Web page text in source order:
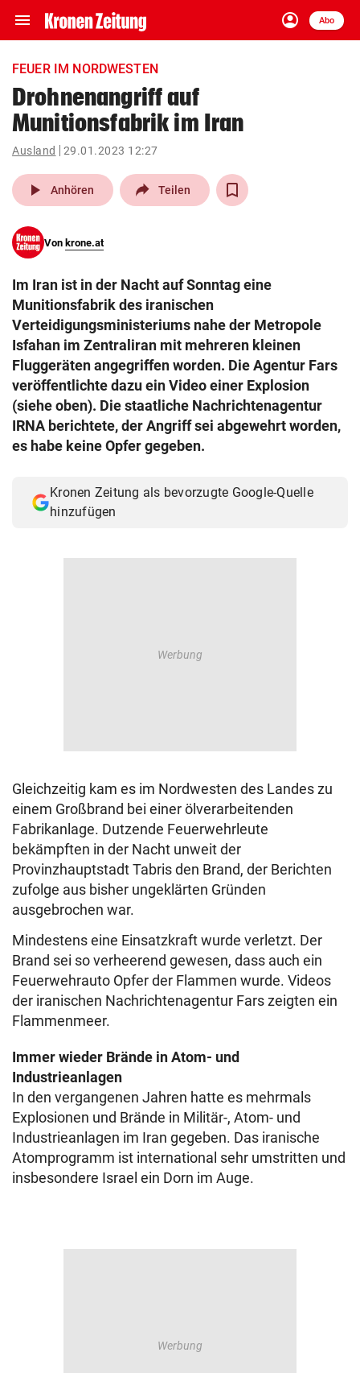
menu Navigation
ein-/ausklappen
account_circle
Anmelden
Abo
close Schließen
account_circle Anmelden
arrow_right
pin_drop
Wien arrow_right
search
eingeben
© Krone Multimedia GmbH & Co KG 2026
Muthgasse 2, 1190 Wien
FEUER IM NORDWESTEN
Drohnenangriff auf
Munitionsfabrik im Iran
Ausland 29.01.2023 12:27
play_arrow Anhören Teilen
Von krone.at
Im Iran ist in der Nacht auf Sonntag eine
Munitionsfabrik des iranischen
Verteidigungsministeriums nahe der Metropole
Isfahan im Zentraliran mit mehreren kleinen
Fluggeräten angegriffen worden. Die Agentur Fars
veröffentlichte dazu ein Video einer Explosion
(siehe oben). Die staatliche Nachrichtenagentur
IRNA berichtete, der Angriff sei abgewehrt worden,
es habe keine Opfer gegeben.
Kronen Zeitung als bevorzugte Google-Quelle
hinzufügen
Gleichzeitig kam es im Nordwesten des Landes zu
einem Großbrand bei einer ölverarbeitenden
Fabrikanlage. Dutzende Feuerwehrleute
bekämpften in der Nacht unweit der
Provinzhauptstadt Tabris den Brand, der Berichten
zufolge aus bisher ungeklärten Gründen
ausgebrochen war.
Mindestens eine Einsatzkraft wurde verletzt. Der
Brand sei so verheerend gewesen, dass auch ein
Feuerwehrauto Opfer der Flammen wurde. Videos
der iranischen Nachrichtenagentur Fars zeigten ein
Flammenmeer.
Immer wieder Brände in Atom- und
Industrieanlagen
In den vergangenen Jahren hatte es mehrmals
Explosionen und Brände in Militär-, Atom- und
Industrieanlagen im Iran gegeben. Das iranische
Atomprogramm ist international sehr umstritten und
insbesondere Israel ein Dorn im Auge.